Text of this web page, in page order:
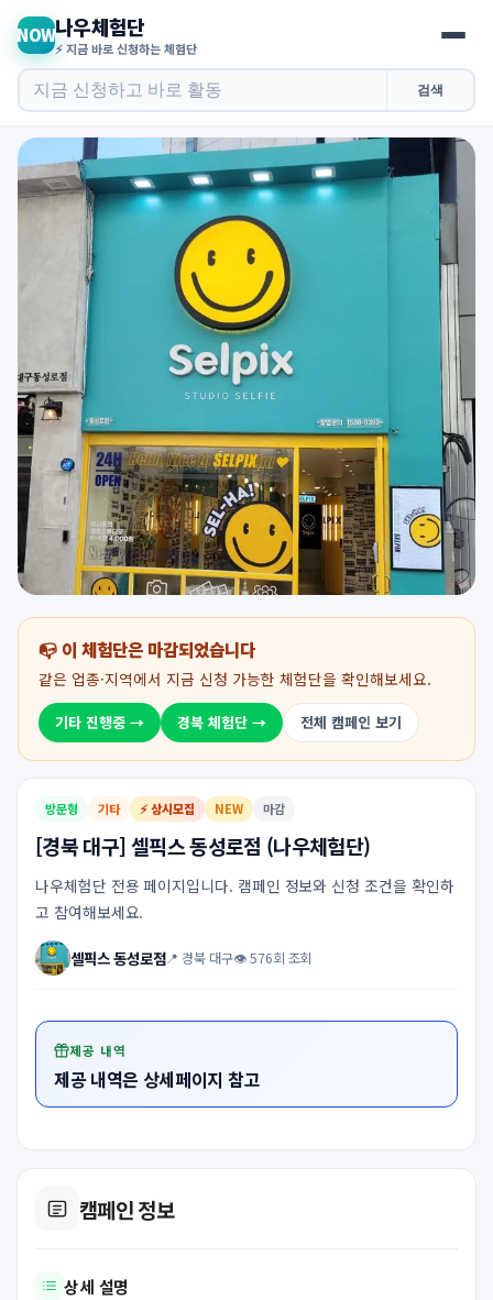
NOW나우체험단
⚡ 지금 바로 신청하는 체험단
검색
📭 이 체험단은 마감되었습니다
같은 업종·지역에서 지금 신청 가능한 체험단을 확인해보세요.
기타 진행중 → 경북 체험단 → 전체 캠페인 보기
방문형 기타 ⚡ 상시모집 NEW 마감
[경북 대구] 셀픽스 동성로점 (나우체험단)
나우체험단 전용 페이지입니다. 캠페인 정보와 신청 조건을 확인하
고 참여해보세요.
셀픽스 동성로점📍 경북 대구👁 576회 조회
제공 내역
제공 내역은 상세페이지 참고
캠페인 정보
상세 설명